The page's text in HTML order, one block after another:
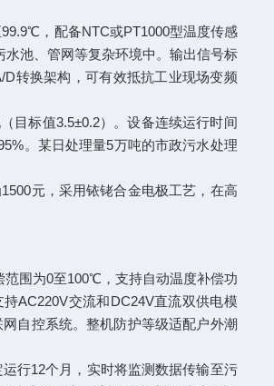
，配备NTC或PT1000型温度传感
池、管网等复杂环境中。输出信号标
转换架构，可有效抵抗工业现场变频
目标值3.5±0.2）。设备连续运行时间
。某日处理量5万吨的市政污水处理
元，采用铱铑合金电极工艺，在高
范围为0至100℃，支持自动温度补偿功
AC220V交流和DC24V直流双供电模
自控系统。整机防护等级适配户外潮
行12个月，实时将监测数据传输至污